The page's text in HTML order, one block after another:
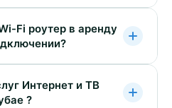
Fi роутер в аренду
Интернет и ТВ
Казахтелеком в Шашубае ?